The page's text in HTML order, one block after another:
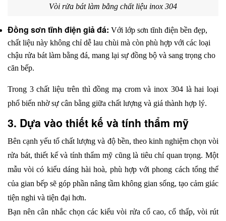
Vòi rửa bát làm bằng chất liệu inox 304
Đồng sơn tĩnh điện giả đá: Với lớp sơn tĩnh điện bền đẹp,
chất liệu này không chỉ dễ lau chùi mà còn phù hợp với các loại
chậu rửa bát làm bằng đá, mang lại sự đồng bộ và sang trọng cho
căn bếp.
Trong 3 chất liệu trên thì đồng mạ crom và inox 304 là hai loại
phổ biến nhờ sự cân bằng giữa chất lượng và giá thành hợp lý.
3. Dựa vào thiết kế và tính thẩm mỹ
Bên cạnh yếu tố chất lượng và độ bền, theo kinh nghiệm chọn vòi
rửa bát, thiết kế và tính thẩm mỹ cũng là tiêu chí quan trọng. Một
mẫu vòi có kiểu dáng hài hoà, phù hợp với phong cách tổng thể
của gian bếp sẽ góp phần nâng tầm không gian sống, tạo cảm giác
tiện nghi và tiện đại hơn.
Bạn nên cân nhắc chọn các kiểu vòi rửa cổ cao, cổ thấp, vòi rút